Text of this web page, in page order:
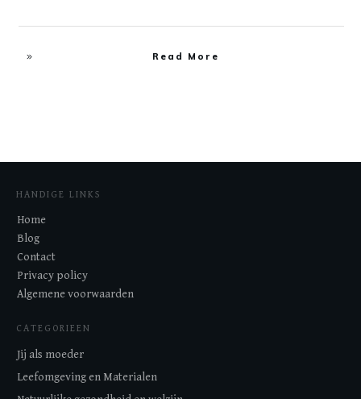
Read More
HANDIGE LINKS
Home
Blog
Contact
Privacy policy
Algemene voorwaarden
CATEGORIEEN
Jij als moeder
Leefomgeving en Materialen